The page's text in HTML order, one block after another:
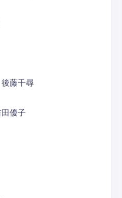
藤千尋
優子